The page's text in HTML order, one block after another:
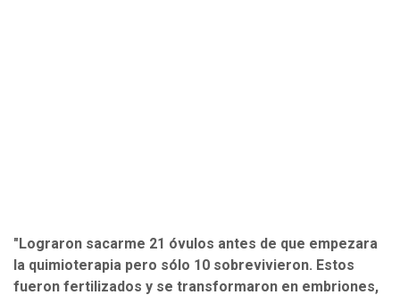
"Lograron sacarme 21 óvulos antes de que empezara
la quimioterapia pero sólo 10 sobrevivieron. Estos
fueron fertilizados y se transformaron en embriones,